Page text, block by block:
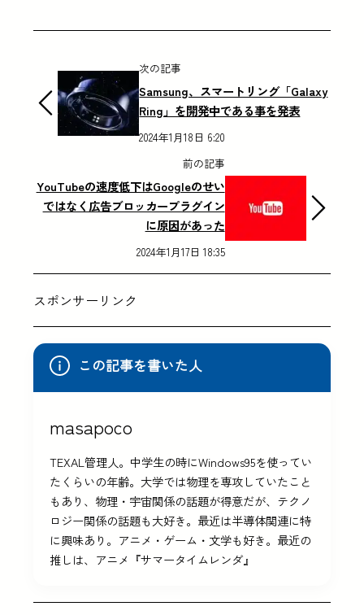
次の記事
Samsung、スマートリング「Galaxy
Ring」を開発中である事を発表
2024年1月18日 6:20
前の記事
YouTubeの速度低下はGoogleのせい
ではなく広告ブロッカープラグイン
に原因があった
2024年1月17日 18:35
スポンサーリンク
この記事を書いた人
masapoco
TEXAL管理人。中学生の時にWindows95を使ってい
たくらいの年齢。大学では物理を専攻していたこと
もあり、物理・宇宙関係の話題が得意だが、テクノ
ロジー関係の話題も大好き。最近は半導体関連に特
に興味あり。アニメ・ゲーム・文学も好き。最近の
推しは、アニメ『サマータイムレンダ』